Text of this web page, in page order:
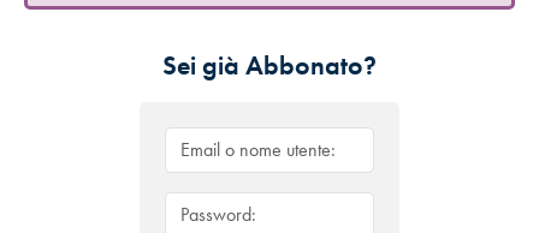
Sei già Abbonato?